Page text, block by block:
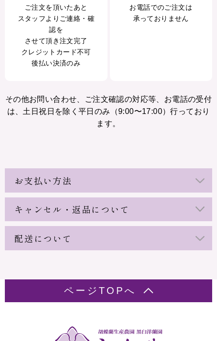
ご注文を頂いたあと
スタッフよりご連絡・確
認を
させて頂き注文完了
クレジットカード不可
後払い決済のみ
お電話でのご注文は
承っておりません
その他お問い合わせ、ご注文確認の対応等、お電話の受付
は、土日祝日を除く平日のみ（9:00〜17:00）行っており
ます。
お支払い方法
キャンセル・返品について
配送について
ページTOPへ